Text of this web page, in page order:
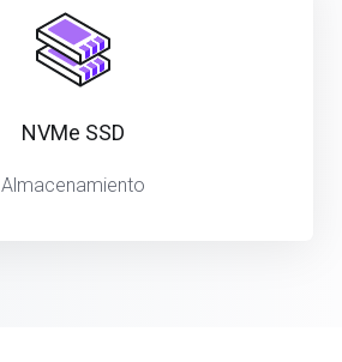
NVMe SSD
Almacenamiento